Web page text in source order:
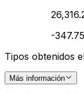
-
Tipos obtenidos
Más información